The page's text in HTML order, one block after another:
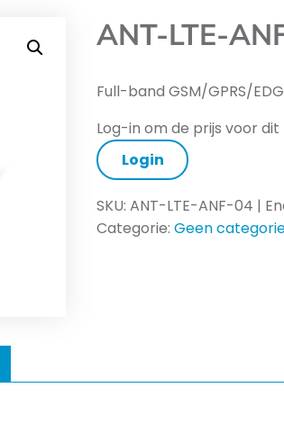
ANT-LTE-
Full-band GSM/GPRS/
Log-in om de prijs voor
Login
SKU:ANT-LTE-ANF-04 |
Categorie:Geen